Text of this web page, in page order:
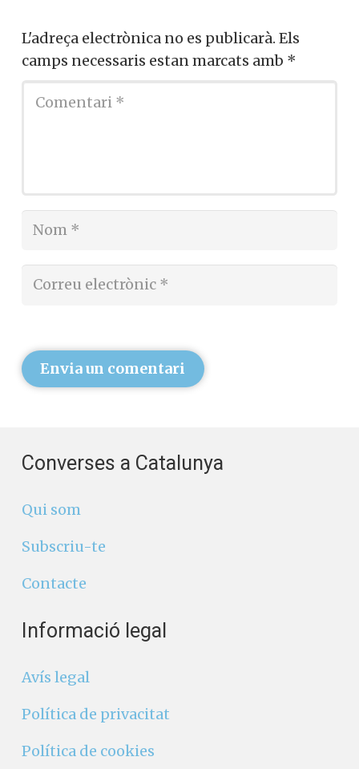
L'adreça electrònica no es publicarà. Els
camps necessaris estan marcats amb *
Envia un comentari
Converses a Catalunya
Qui som
Subscriu-te
Contacte
Informació legal
Avís legal
Política de privacitat
Política de cookies